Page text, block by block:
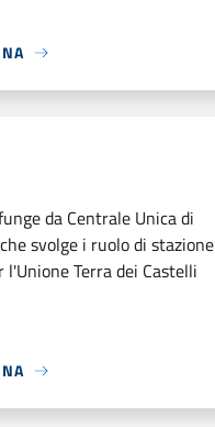
da Centrale Unica di
svolge i ruolo di stazione
Terra dei Castelli